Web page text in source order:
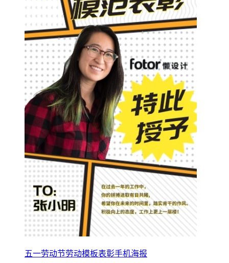
五一劳动节劳动模板表彰手机海报